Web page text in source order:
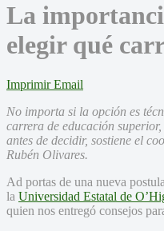
La
elegir qué
Imprimir Email
No importa si la opción es
carrera de educación
antes de decidir, sostiene el
Rubén Olivares.
Ad portas de una nueva
la Universidad Estatal de
quien nos entregó consejos